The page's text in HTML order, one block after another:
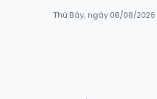
Thứ Bảy, ngày 08/08/2026